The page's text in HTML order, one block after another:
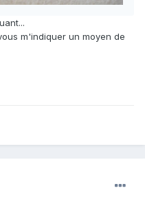
m'indiquer un moyen de